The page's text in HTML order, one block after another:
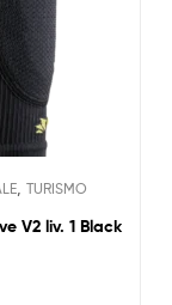
, TURISMO
V2 liv. 1 Black